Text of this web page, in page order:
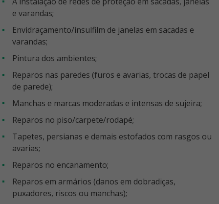
e varandas;
Envidraçamento/insulfilm de janelas em sacadas e
varandas;
Pintura dos ambientes;
Reparos nas paredes (furos e avarias, trocas de papel
de parede);
Manchas e marcas moderadas e intensas de sujeira;
Reparos no piso/carpete/rodapé;
Tapetes, persianas e demais estofados com rasgos ou
avarias;
Reparos no encanamento;
Reparos em armários (danos em dobradiças,
puxadores, riscos ou manchas);